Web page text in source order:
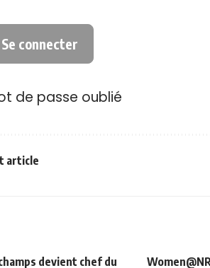
de passe oublié
article
devient chef du